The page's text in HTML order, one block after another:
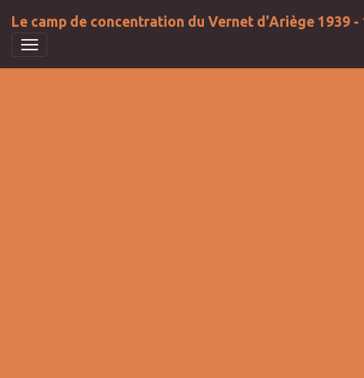
Le camp de concentration du Vernet d'Ariège 1939 -